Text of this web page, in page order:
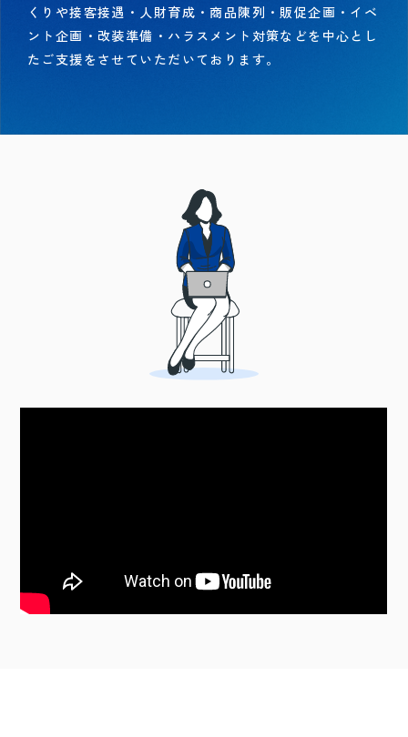
くりや接客接遇・人財育成・商品陳列・販促企画・イベ
ント企画・改装準備・ハラスメント対策などを中心とし
たご支援をさせていただいております。